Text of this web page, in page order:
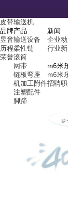
皮带输送机
品牌
昱音
历程
荣誉
产品
输送设备
柔性链
滚筒
网带
链板弯座
机加工附件
注塑配件
脚蹄
新闻
企业
行业
m6米
m6米
招聘